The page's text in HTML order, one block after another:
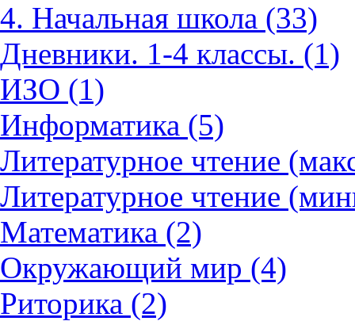
4. Начальная школа (33)
Дневники. 1-4 классы. (1)
ИЗО (1)
Информатика (5)
Литературное чтение
Литературное чтение
Математика (2)
Окружающий мир (4)
Риторика (2)